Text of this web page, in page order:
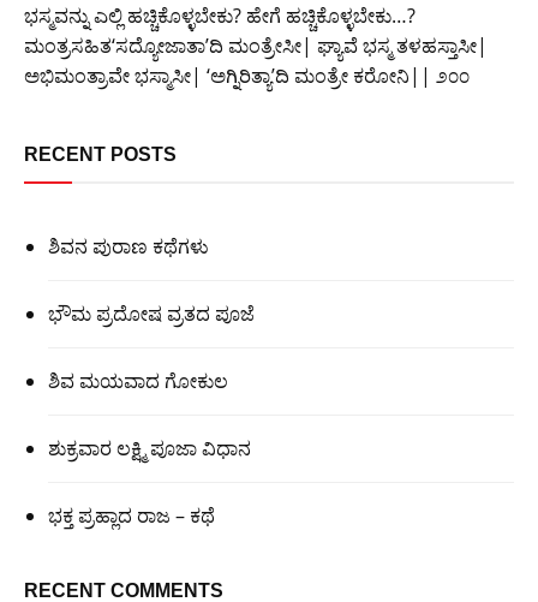
ಭಸ್ಮವನ್ನು ಎಲ್ಲಿ ಹಚ್ಚಿಕೊಳ್ಳಬೇಕು? ಹೇಗೆ ಹಚ್ಚಿಕೊಳ್ಳಬೇಕು…?
ಮಂತ್ರಸಹಿತ‘ಸದ್ಯೋಜಾತಾ’ದಿ ಮಂತ್ರೇಸೀ| ಘ್ಯಾವೆ ಭಸ್ಮ ತಳಹಸ್ತಾಸೀ|
ಅಭಿಮಂತ್ರಾವೇ ಭಸ್ಮಾಸೀ| ‘ಅಗ್ನಿರಿತ್ಯಾ’ದಿ ಮಂತ್ರೇ ಕರೋನಿ|| ೨೦೦
RECENT POSTS
ಶಿವನ ಪುರಾಣ ಕಥೆಗಳು
ಭೌಮ ಪ್ರದೋಷ ವ್ರತದ ಪೂಜೆ
ಶಿವ ಮಯವಾದ ಗೋಕುಲ
ಶುಕ್ರವಾರ ಲಕ್ಷ್ಮಿ ಪೂಜಾ ವಿಧಾನ
ಭಕ್ತ ಪ್ರಹ್ಲಾದ ರಾಜ – ಕಥೆ
RECENT COMMENTS